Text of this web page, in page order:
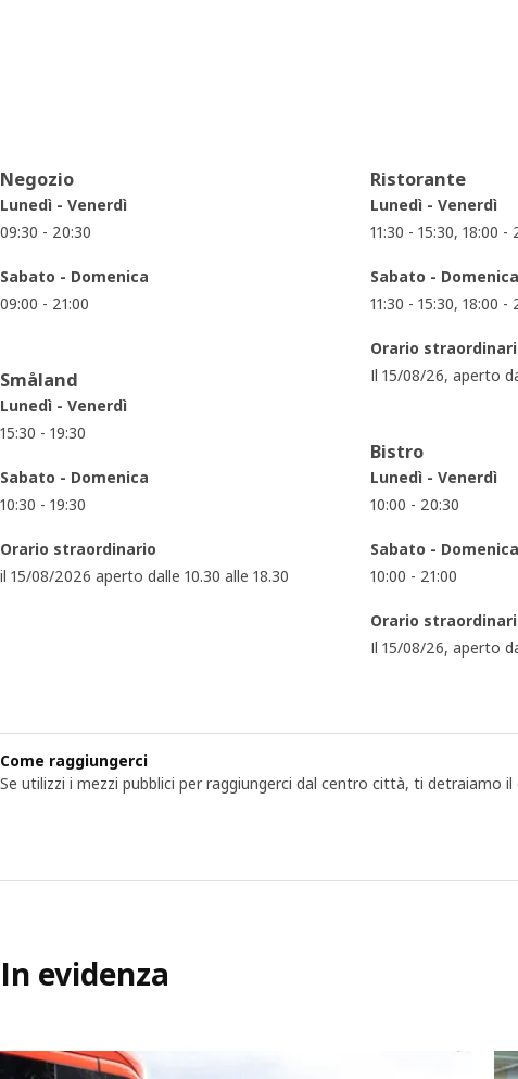
Orari di apertura
Negozio
Lunedì - Venerdì
09:30 - 20:30
Sabato - Domenica
09:00 - 21:00
Småland
Lunedì - Venerdì
15:30 - 19:30
Sabato - Domenica
10:30 - 19:30
Orario straordinario
il 15/08/2026 aperto dalle 10.30 alle 18.30
Ristorante
Lunedì - Venerdì
11:30 - 15:30, 18:00 -
Sabato - Domenica
11:30 - 15:30, 18:00 -
Orario
Il 15/08/26, aperto
Bistro
Lunedì - Venerdì
10:00 - 20:30
Sabato - Domenica
10:00 - 21:00
Orario
Il 15/08/26, aperto
Come raggiungerci
Se utilizzi i mezzi pubblici per raggiungerci dal centro città, ti
In evidenza